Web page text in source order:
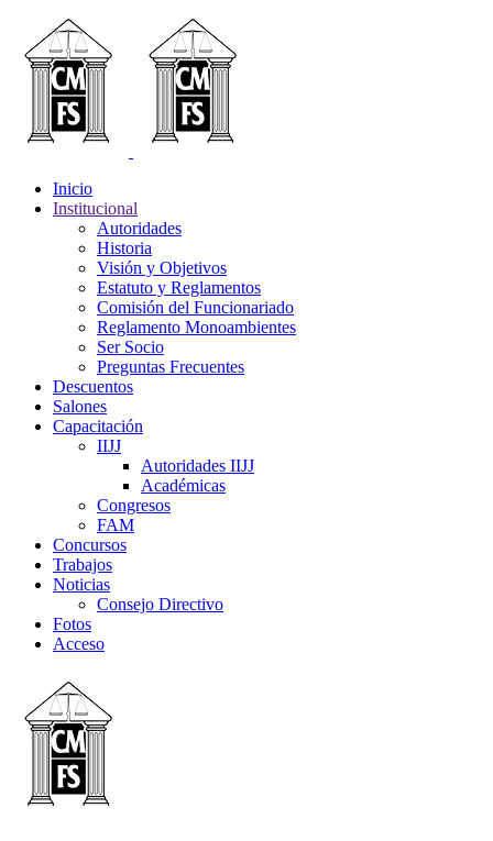
Inicio
Institucional
Autoridades
Historia
Visión y Objetivos
Estatuto y Reglamentos
Comisión del Funcionariado
Reglamento Monoambientes
Ser Socio
Preguntas Frecuentes
Descuentos
Salones
Capacitación
IIJJ
Autoridades IIJJ
Académicas
Congresos
FAM
Concursos
Trabajos
Noticias
Consejo Directivo
Fotos
Acceso